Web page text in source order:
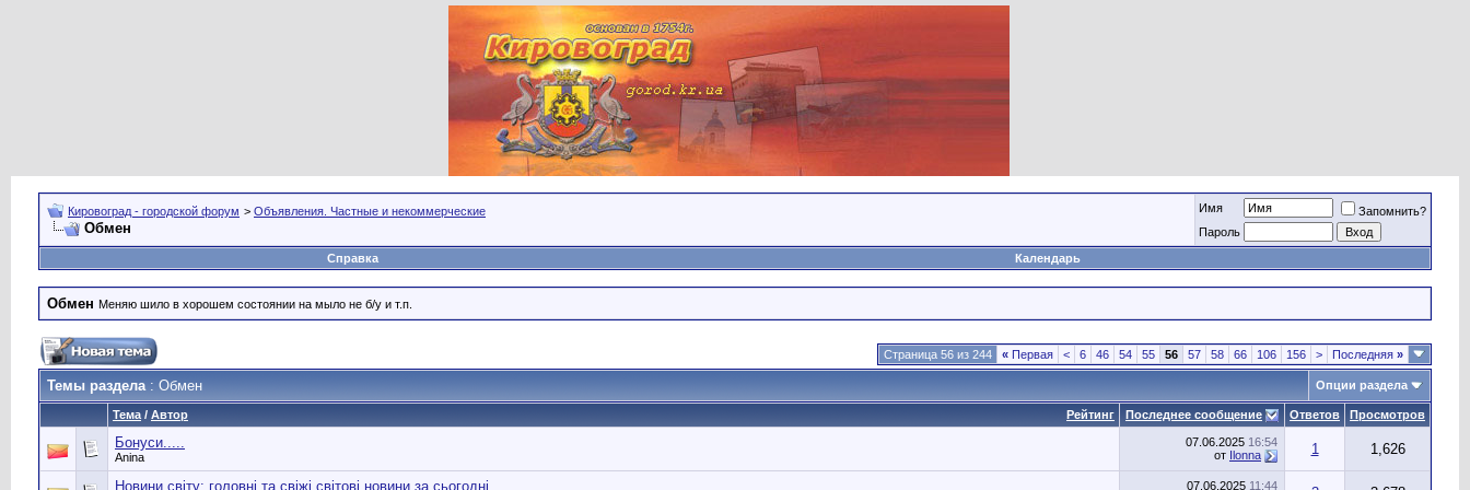
Кировоград - городской форум > Объявления. Частные и некоммерческие
Обмен
Имя
Запомнить?
Пароль
Справка
Календарь
Обмен Меняю шило в хорошем состоянии на мыло не б/у и т.п.
Страница 56 из 244 « Первая < 6 46 54 55 56 57 58 66 106 156 > Последняя »
Темы раздела: Обмен Опции раздела
Рейтинг
Тема / Автор Последнее сообщение Ответов Просмотров
Бонуси.....
Anina
07.06.2025 16:54
от Ilonna 1 1,626
Новини світу: головні та свіжі світові новини за сьогодні 07.06.2025 11:44